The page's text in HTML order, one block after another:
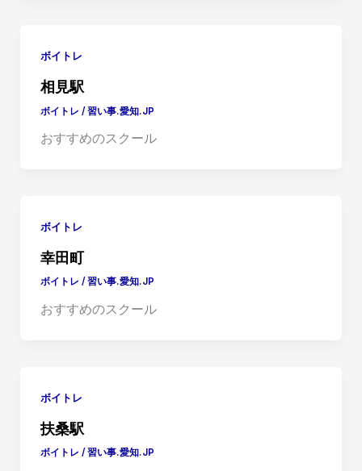
ボイトレ
相見駅
ボイトレ /習い事.愛知.JP
おすすめのスクール
ボイトレ
幸田町
ボイトレ / 習い事.愛知.JP
おすすめのスクール
ボイトレ
扶桑駅
ボイトレ / 習い事.愛知.JP